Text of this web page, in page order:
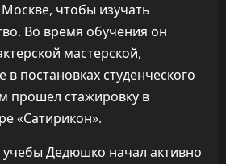
чтобы изучать
Во время обучения он
мастерской,
в постановках студенческого
прошел стажировку в
«Сатирикон».
Дедюшко начал активно